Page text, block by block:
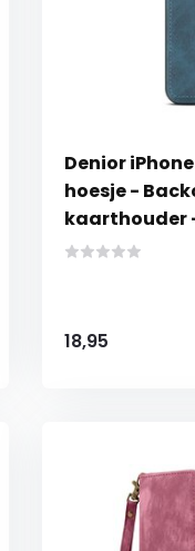
Denior iPhone
hoesje -
kaarthouder
18,95